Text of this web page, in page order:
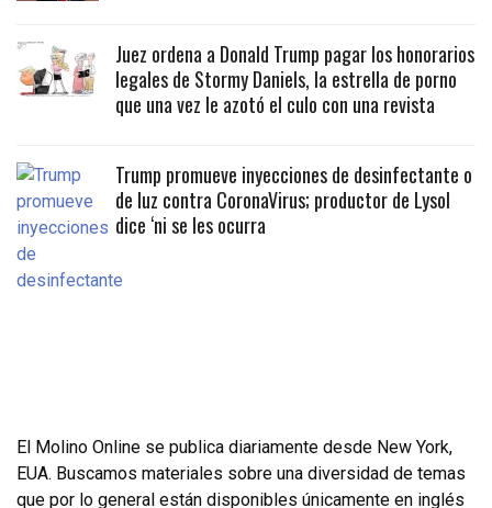
Juez ordena a Donald Trump pagar los honorarios
legales de Stormy Daniels, la estrella de porno
que una vez le azotó el culo con una revista
Trump promueve inyecciones de desinfectante o
de luz contra CoronaVirus; productor de Lysol
dice ‘ni se les ocurra
El Molino Online se publica diariamente desde New York,
EUA. Buscamos materiales sobre una diversidad de temas
que por lo general están disponibles únicamente en inglés